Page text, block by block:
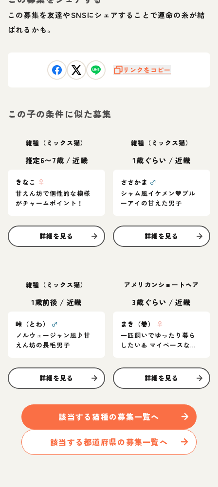
この募集を友達やSNSにシェアすることで運命の糸が結
ばれるかも。
リンクをコピー
この子の条件に似た募集
雑種（ミックス猫）
推定6〜7歳 /近畿
きなこ ♀
甘えん坊で個性的な模様
がチャームポイント！
詳細を見る
雑種（ミックス猫）
1歳ぐらい /近畿
ささかま ♂
シャム風イケメン💙ブル
ーアイの甘えた男子
詳細を見る
雑種（ミックス猫）
1歳前後 / 近畿
峠（とわ）
♂
ノルウェージャン風♪甘
えん坊の長毛男子
詳細を見る
アメリカンショートヘア
3歳ぐらい /近畿
まき（巻）
♀
一匹飼いでゆったり暮ら
したい♨️ マイペースなア
詳細を見る
該当する 猫種の募集一覧へ
該当する都道府県の募集一覧へ